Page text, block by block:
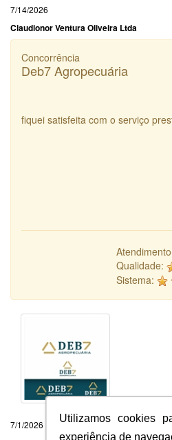
Utilizamos cookies
experiência de
7/14/2026
Claudionor Ventura Oliveira Ltda
Concorrência
Deb7 Agropecuária
fiquei satisfeita com o serviço
Qualidade:
Sistema:
7/1/2026